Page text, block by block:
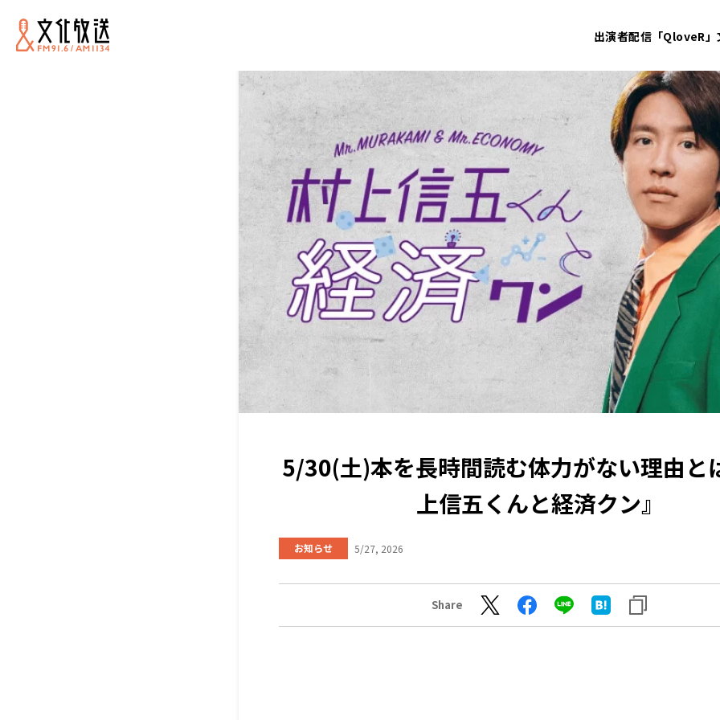
出演者配信「QloveR」
5/30(土)本を長時間読む体力がない理由と
上信五くんと経済クン』
お知らせ 5/27, 2026
Share